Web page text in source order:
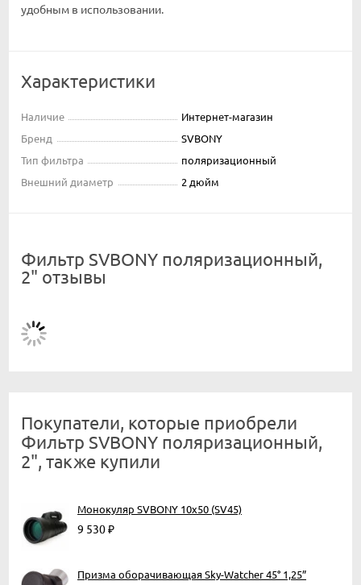
удобным в использовании.
Характеристики
Наличие
Интернет-магазин
Бренд
SVBONY
Тип фильтра
поляризационный
Внешний диаметр
2 дюйм
Фильтр SVBONY поляризационный,
2" отзывы
Покупатели, которые приобрели
Фильтр SVBONY поляризационный,
2", также купили
Монокуляр SVBONY 10x50 (SV45)
9 530₽
Призма оборачивающая Sky-Watcher 45° 1,25”